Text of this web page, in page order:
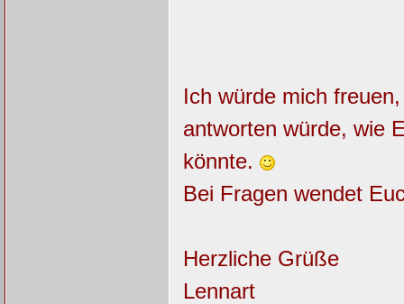
Ich würde mich
antworten würde, wie
könnte.
Bei Fragen wendet
Herzliche Grüße
Lennart